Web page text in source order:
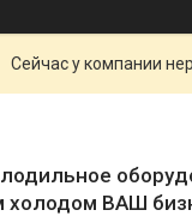
Сейчас у компании
холодом ВАШ